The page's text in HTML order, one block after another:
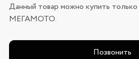
Данный товар можно купить только
МЕГАМОТО.
Позвонить